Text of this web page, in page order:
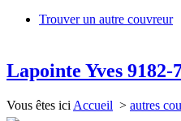
Trouver un autre couvreur
Lapointe Yves 9182-
Vous êtes ici Accueil > autres